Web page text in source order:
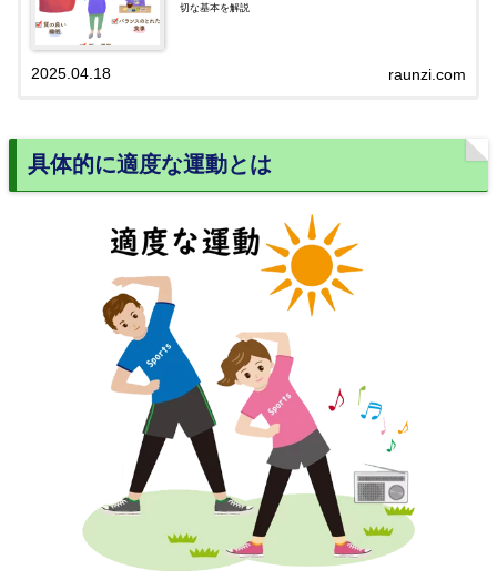
切な基本を解説
raunzi.com
2025.04.18
具体的に適度な運動とは